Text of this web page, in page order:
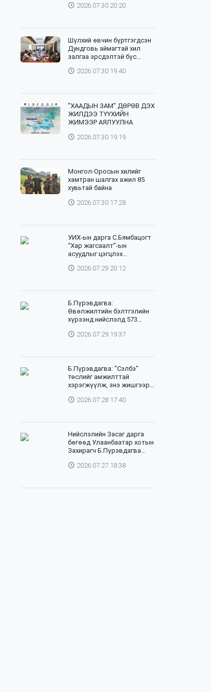
2026.07.30 20:20
Шүлхий өвчин бүртгэгдсэн
Дундговь аймагтай хил
залгаа эрсдэлтэй бүс
вакцинжуулалтыг зохион
2026.07.30 19:40
”ХААДЫН ЗАМ" ДӨРӨВ ДЭХ
ЖИЛДЭЭ ТҮҮХИЙН
ЖИМЭЭР АЯЛУУЛНА
2026.07.30 19:19
Монгол-Оросын хилийг
хамтран шалгах ажил 85
хувьтай байна
2026.07.30 17:28
УИХ-ын дарга С.Бямбацогт
“Хар жагсаалт”-ын
асуудлыг цэгцлэх
удирдлагад 30 хоногийн
2026.07.29 20:12
Б.Пүрэвдагва:
Өвөлжилтийн бэлтгэлийн
хүрээнд нийслэлд 573
хэрэгжүүлж байна
2026.07.29 19:37
Б.Пүрэвдагва: "Сэлбэ"
төслийг амжилттай
хэрэгжүүлж, энэ жишгээр
сууцжуулна
2026.07.28 17:40
Нийслэлийн Засаг дарга
бөгөөд Улаанбаатар хотын
Захирагч Б.Пүрэвдагва
зохицуулагч Яап ван
2026.07.27 18:38